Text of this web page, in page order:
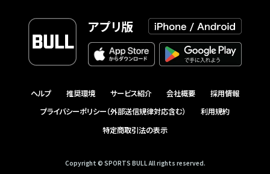
アプリ版
ヘルプ 推奨環境 サービス紹介 会社概要
採用情報
プライバシーポリシー（外部送信規律対応含む）
利用規約
特定商取引法の表示
Copyright © SPORTS BULL All rights reserved.